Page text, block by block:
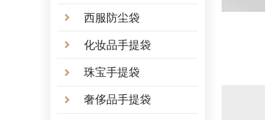
西服防尘袋
化妆品手提袋
珠宝手提袋
奢侈品手提袋